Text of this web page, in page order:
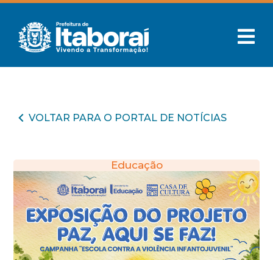
VOLTAR PARA O PORTAL DE NOTÍCIAS
Educação